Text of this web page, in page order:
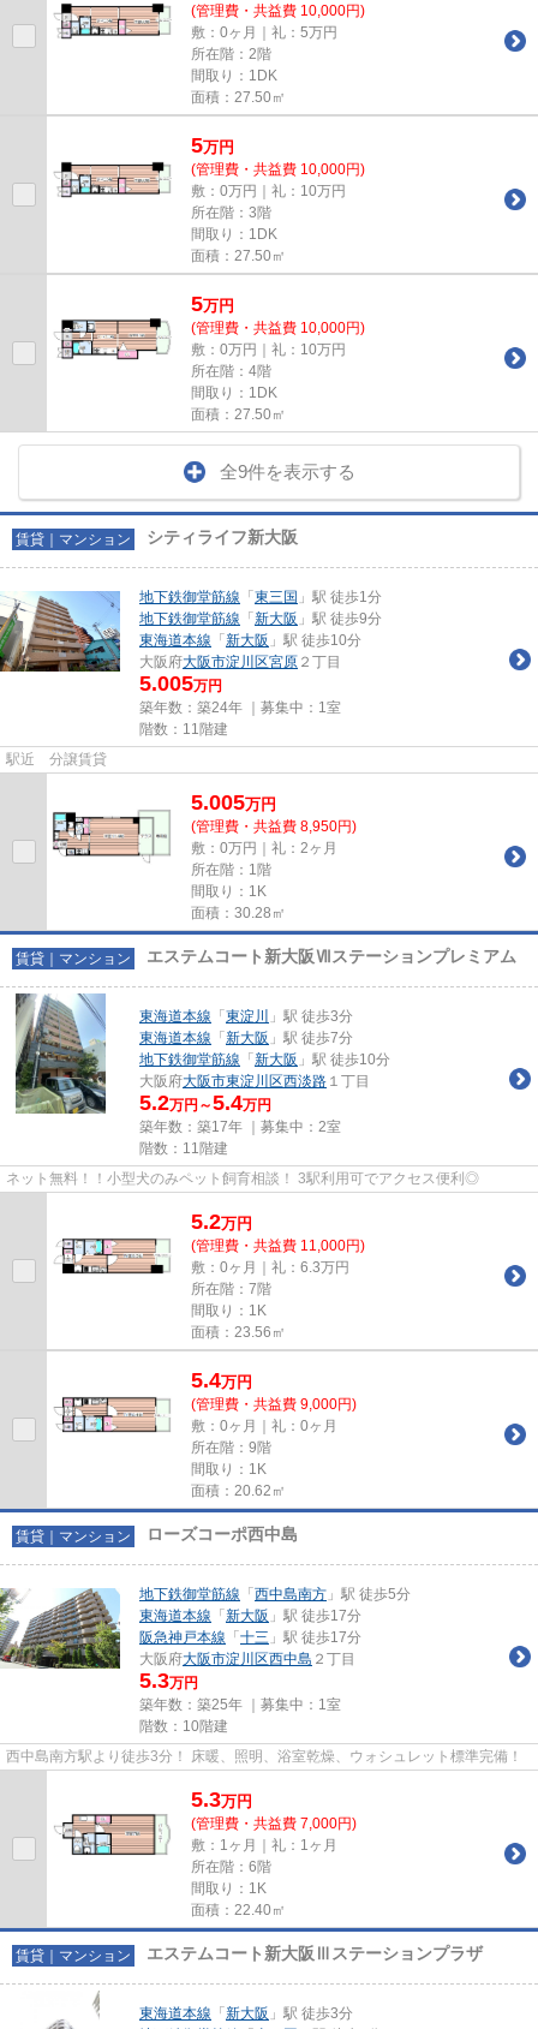
(管理費・共益費 10,000円)
敷：0ヶ月｜礼：5万円
所在階：2階
間取り：1DK
面積：27.50㎡
5万円
(管理費・共益費 10,000円)
敷：0万円｜礼：10万円
所在階：3階
間取り：1DK
面積：27.50㎡
5万円
(管理費・共益費 10,000円)
敷：0万円｜礼：10万円
所在階：4階
間取り：1DK
面積：27.50㎡
全9件を表示する
賃貸｜マンション シティライフ新大阪
地下鉄御堂筋線 「 東三国 」駅 徒歩1分
地下鉄御堂筋線 「 新大阪 」駅 徒歩9分
東海道本線 「 新大阪 」駅 徒歩10分
大阪府大阪市淀川区宮原 ２丁目
5.005万円
築年数：築24年 ｜募集中： 1室
階数：11階建
駅近 分譲賃貸
5.005万円
(管理費・共益費 8,950円)
敷：0万円｜礼：2ヶ月
所在階：1階
間取り：1K
面積：30.28㎡
賃貸｜マンション エステムコート新大阪Ⅶステーションプレミアム
東海道本線 「 東淀川
」駅 徒歩3分
東海道本線 「 新大阪 」駅 徒歩7分
地下鉄御堂筋線 「 新大阪 」駅 徒歩10分
大阪府大阪市東淀川区西淡路 １丁目
5.2万円～5.4万円
築年数：築17年 ｜募集中： 2室
階数：11階建
ネット無料！！小型犬のみペット飼育相談！ 3駅利用可でアクセス便利◎
5.2万円
(管理費・共益費 11,000円)
敷：0ヶ月｜礼：6.3万円
所在階：7階
間取り：1K
面積：23.56㎡
5.4万円
(管理費・共益費 9,000円)
敷：0ヶ月｜礼：0ヶ月
所在階：9階
間取り：1K
面積：20.62㎡
賃貸｜マンション ローズコーポ西中島
地下鉄御堂筋線 「 西中島南方 」駅 徒歩5分
東海道本線 「 新大阪 」駅 徒歩17分
阪急神戸本線 「 十三 」駅 徒歩17分
大阪府大阪市淀川区西中島 ２丁目
5.3万円
築年数：築25年 ｜募集中： 1室
階数：10階建
西中島南方駅より徒歩3分！ 床暖、照明、浴室乾燥、ウォシュレット標準完備！
5.3万円
(管理費・共益費 7,000円)
敷：1ヶ月｜礼：1ヶ月
所在階：6階
間取り：1K
面積：22.40㎡
賃貸｜マンション エステムコート新大阪Ⅲステーションプラザ
東海道本線 「 新大阪 」駅 徒歩3分